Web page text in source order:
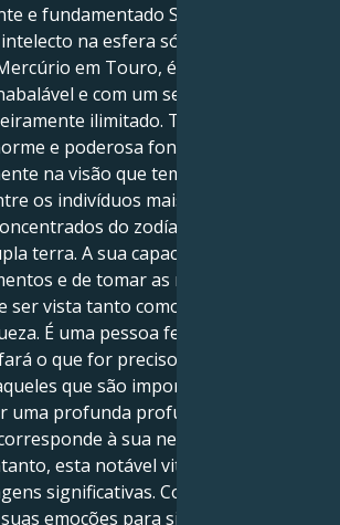
e fundamentado Sol de Touro
na esfera sólida e
em Touro, é uma pessoa de
e com um sentido de
ilimitado. Todo o seu
e poderosa fonte de energia, e
na visão que tem para si
os indivíduos mais motivados e
do zodíaco, devido ao
terra. A sua capacidade de regular
e de tomar as medidas
ser vista tanto como uma força
É uma pessoa ferozmente leal e
o que for preciso para manter
que são importantes para si,
uma profunda profundidade
à sua necessidade de
esta notável vitalidade tem
significativas. Como pode optar
emoções para si próprio, a fim